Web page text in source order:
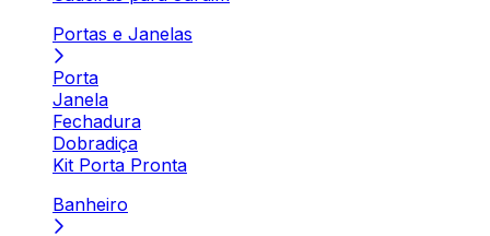
Portas e Janelas
Porta
Janela
Fechadura
Dobradiça
Kit Porta Pronta
Banheiro